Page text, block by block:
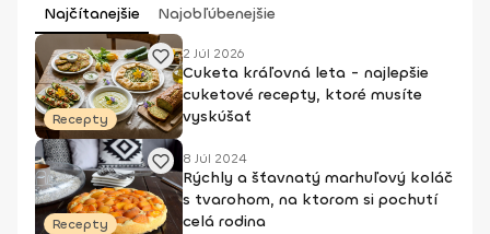
Najčítanejšie Najobľúbenejšie
Recepty
2 Júl 2026
Cuketa kráľovná leta - najlepšie
cuketové recepty, ktoré musíte
vyskúšať
Recepty
8 Júl 2024
Rýchly a šťavnatý marhuľový koláč
s tvarohom, na ktorom si pochutí
celá rodina